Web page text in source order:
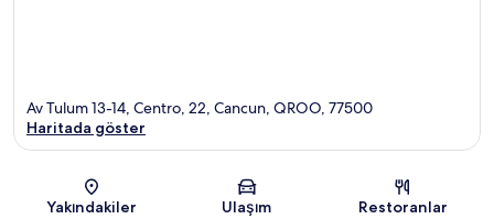
Harita
Av Tulum 13-14, Centro, 22, Cancun, QROO, 77500
Haritada göster
Yakındakiler Ulaşım Restoranlar